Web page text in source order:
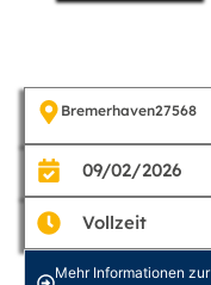
Bremerhaven27568
09/02/2026
Vollzeit
Mehr Informationen zur